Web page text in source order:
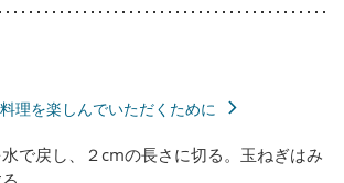
理を楽しんでいただくために
で戻し、２cmの長さに切る。玉ねぎはみ